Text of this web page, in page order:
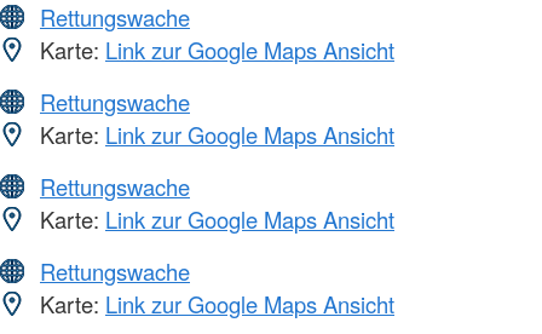
Rettungswache
Karte: Link zur Google Maps Ansicht
Rettungswache
Karte: Link zur Google Maps Ansicht
Rettungswache
Karte: Link zur Google Maps Ansicht
Rettungswache
Karte: Link zur Google Maps Ansicht